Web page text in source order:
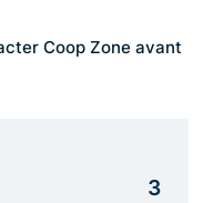
Coop Zone avant
3